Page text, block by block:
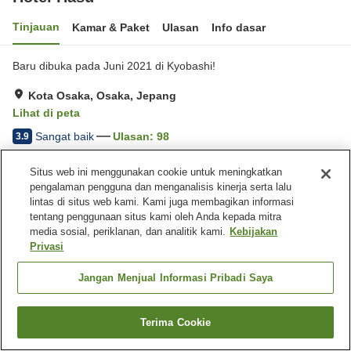
Tinjauan Kamar & Paket Ulasan Info dasar
Baru dibuka pada Juni 2021 di Kyobashi!
Kota Osaka, Osaka, Jepang
Lihat di peta
3.9 Sangat baik Ulasan: 98
Beranda Jepang Osaka Kota Osaka Hotel Hasu
Cari kamar
Situs web ini menggunakan cookie untuk meningkatkan
pengalaman pengguna dan menganalisis kinerja serta lalu
lintas di situs web kami. Kami juga membagikan informasi
tentang penggunaan situs kami oleh Anda kepada mitra
media sosial, periklanan, dan analitik kami. Kebijakan
Privasi
Jangan Menjual Informasi Pribadi Saya
Terima Cookie